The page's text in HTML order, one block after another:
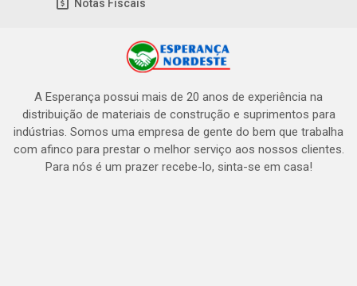
Notas Fiscais
A Esperança possui mais de 20 anos de experiência na
distribuição de materiais de construção e suprimentos para
indústrias. Somos uma empresa de gente do bem que trabalha
com afinco para prestar o melhor serviço aos nossos clientes.
Para nós é um prazer recebe-lo, sinta-se em casa!